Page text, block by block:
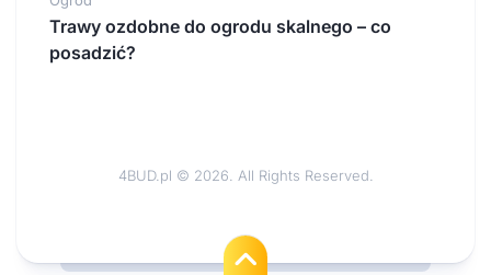
Trawy ozdobne do ogrodu skalnego – co
posadzić?
4BUD.pl © 2026. All Rights Reserved.